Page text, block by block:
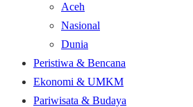
Aceh
Nasional
Dunia
Peristiwa & Bencana
Ekonomi & UMKM
Pariwisata & Budaya